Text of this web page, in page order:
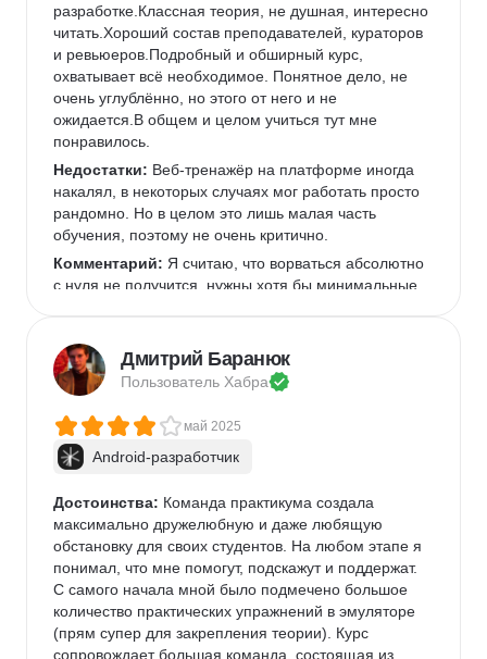
разработке.Классная теория, не душная, интересно
читать.Хороший состав преподавателей, кураторов
и ревьюеров.Подробный и обширный курс,
охватывает всё необходимое. Понятное дело, не
очень углублённо, но этого от него и не
ожидается.В общем и целом учиться тут мне
понравилось.
Недостатки: Веб-тренажёр на платформе иногда
накалял, в некоторых случаях мог работать просто
рандомно. Но в целом это лишь малая часть
обучения, поэтому не очень критично.
Комментарий: Я считаю, что ворваться абсолютно
с нуля не получится, нужны хотя бы минимальные
достаточного усердия освоить материал и получить
хороший старт вполне реально.
Дмитрий Баранюк
Пользователь Хабра
май 2025
Android-разработчик
Достоинства: Команда практикума создала
максимально дружелюбную и даже любящую
обстановку для своих студентов. На любом этапе я
понимал, что мне помогут, подскажут и поддержат.
С самого начала мной было подмечено большое
количество практических упражнений в эмуляторе
(прям супер для закрепления теории). Курс
сопровождает большая команда, состоящая из